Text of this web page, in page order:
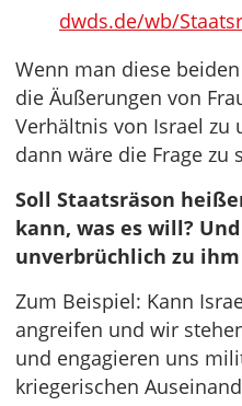
dwds.de/wb/
Wenn man diese
die Äußerungen von
Verhältnis von Israel zu
dann wäre die Frage zu
Soll Staatsräson
kann, was es will?
unverbrüchlich zu
Zum Beispiel: Kann
angreifen und wir
und engagieren uns
kriegerischen